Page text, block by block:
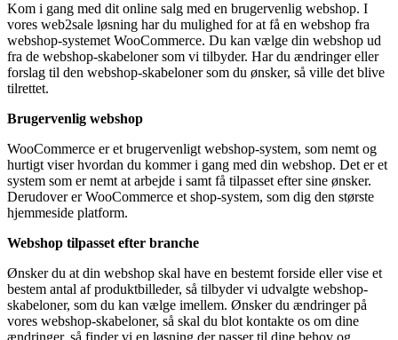
Kom i gang med dit online salg med en brugervenlig webshop. I
vores web2sale løsning har du mulighed for at få en webshop fra
webshop-systemet WooCommerce. Du kan vælge din webshop ud
fra de webshop-skabeloner som vi tilbyder. Har du ændringer eller
forslag til den webshop-skabeloner som du ønsker, så ville det blive
tilrettet.
Brugervenlig webshop
WooCommerce er et brugervenligt webshop-system, som nemt og
hurtigt viser hvordan du kommer i gang med din webshop. Det er et
system som er nemt at arbejde i samt få tilpasset efter sine ønsker.
Derudover er WooCommerce et shop-system, som dig den største
hjemmeside platform.
Webshop tilpasset efter branche
Ønsker du at din webshop skal have en bestemt forside eller vise et
bestem antal af produktbilleder, så tilbyder vi udvalgte webshop-
skabeloner, som du kan vælge imellem. Ønsker du ændringer på
vores webshop-skabeloner, så skal du blot kontakte os om dine